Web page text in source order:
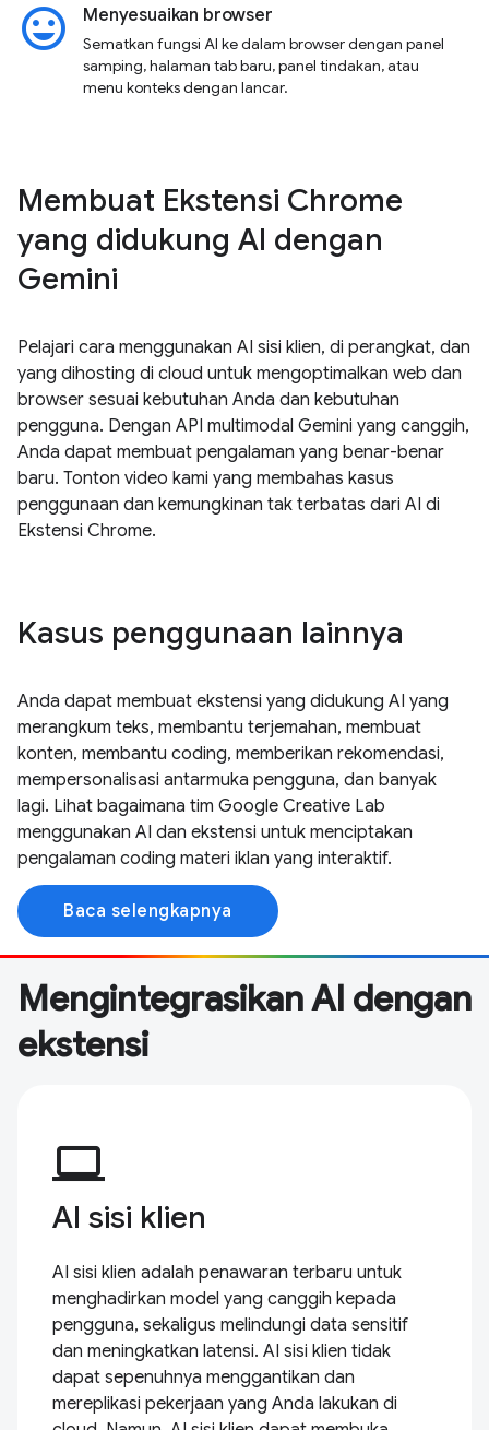
insert_emoticon Menyesuaikan browser
Sematkan fungsi AI ke dalam browser dengan panel
samping, halaman tab baru, panel tindakan, atau
menu konteks dengan lancar.
Membuat Ekstensi Chrome
yang didukung AI dengan
Gemini
Pelajari cara menggunakan AI sisi klien, di perangkat, dan
yang dihosting di cloud untuk mengoptimalkan web dan
browser sesuai kebutuhan Anda dan kebutuhan
pengguna. Dengan API multimodal Gemini yang canggih,
Anda dapat membuat pengalaman yang benar-benar
baru. Tonton video kami yang membahas kasus
penggunaan dan kemungkinan tak terbatas dari AI di
Ekstensi Chrome.
Kasus penggunaan lainnya
Anda dapat membuat ekstensi yang didukung AI yang
merangkum teks, membantu terjemahan, membuat
konten, membantu coding, memberikan rekomendasi,
mempersonalisasi antarmuka pengguna, dan banyak
lagi. Lihat bagaimana tim Google Creative Lab
menggunakan AI dan ekstensi untuk menciptakan
pengalaman coding materi iklan yang interaktif.
Baca selengkapnya
Mengintegrasikan AI dengan
ekstensi
computer
AI sisi klien
AI sisi klien adalah penawaran terbaru untuk
menghadirkan model yang canggih kepada
pengguna, sekaligus melindungi data sensitif
dan meningkatkan latensi. AI sisi klien tidak
dapat sepenuhnya menggantikan dan
mereplikasi pekerjaan yang Anda lakukan di